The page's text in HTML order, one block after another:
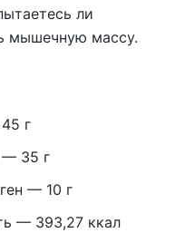
ли
мышечную массу.
г
— 35 г
— 10 г
— 393,27 ккал